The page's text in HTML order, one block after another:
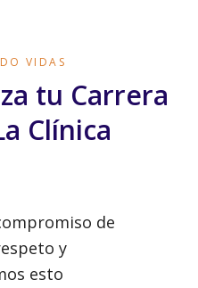
VIDAS
tu Carrera
Clínica
de
y
esto